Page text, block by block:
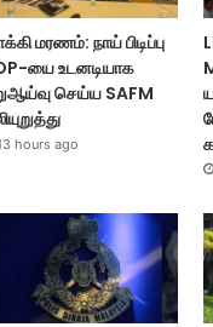
மரணம்: நாய் பிடிப்பு
யை உடனடியாக
செய்ய SAFM
hours ago